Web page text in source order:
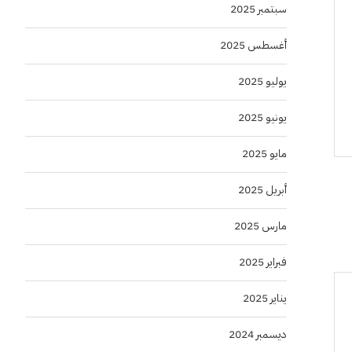
سبتمبر 2025
أغسطس 2025
يوليو 2025
يونيو 2025
مايو 2025
أبريل 2025
مارس 2025
فبراير 2025
يناير 2025
ديسمبر 2024